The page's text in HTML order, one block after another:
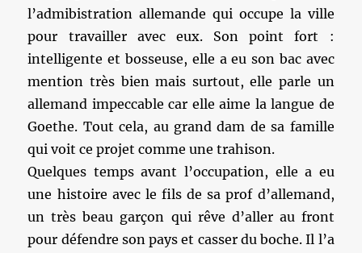
l’admibistration allemande qui occupe la ville
pour travailler avec eux. Son point fort :
intelligente et bosseuse, elle a eu son bac avec
mention très bien mais surtout, elle parle un
allemand impeccable car elle aime la langue de
Goethe. Tout cela, au grand dam de sa famille
qui voit ce projet comme une trahison.
Quelques temps avant l’occupation, elle a eu
une histoire avec le fils de sa prof d’allemand,
un très beau garçon qui rêve d’aller au front
pour défendre son pays et casser du boche. Il l’a